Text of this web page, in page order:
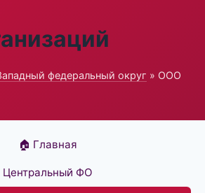
федеральный округ » ООО
🏠 Главная
Центральный ФО